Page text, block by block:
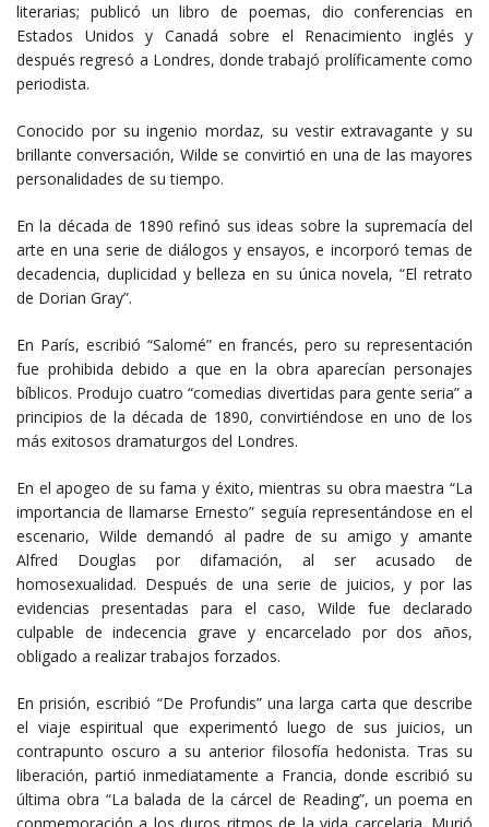
literarias; publicó un libro de poemas, dio conferencias en
Estados Unidos y Canadá sobre el Renacimiento inglés y
después regresó a Londres, donde trabajó prolíficamente como
periodista.
Conocido por su ingenio mordaz, su vestir extravagante y su
brillante conversación, Wilde se convirtió en una de las mayores
personalidades de su tiempo.
En la década de 1890 refinó sus ideas sobre la supremacía del
arte en una serie de diálogos y ensayos, e incorporó temas de
decadencia, duplicidad y belleza en su única novela, “El retrato
de Dorian Gray”.
En París, escribió “Salomé” en francés, pero su representación
fue prohibida debido a que en la obra aparecían personajes
bíblicos. Produjo cuatro “comedias divertidas para gente seria” a
principios de la década de 1890, convirtiéndose en uno de los
más exitosos dramaturgos del Londres.
En el apogeo de su fama y éxito, mientras su obra maestra “La
importancia de llamarse Ernesto” seguía representándose en el
escenario, Wilde demandó al padre de su amigo y amante
Alfred Douglas por difamación, al ser acusado de
homosexualidad. Después de una serie de juicios, y por las
evidencias presentadas para el caso, Wilde fue declarado
culpable de indecencia grave y encarcelado por dos años,
obligado a realizar trabajos forzados.
En prisión, escribió “De Profundis”​ una larga carta que describe
el viaje espiritual que experimentó luego de sus juicios, un
contrapunto oscuro a su anterior filosofía hedonista. Tras su
liberación, partió inmediatamente a Francia, donde escribió su
última obra “La balada de la cárcel de Reading”, un poema en